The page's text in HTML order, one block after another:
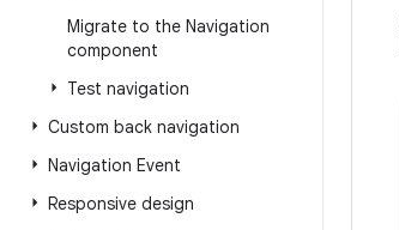
Migrate to the Navigation
component
Test navigation
Custom back navigation
Navigation Event
Responsive design